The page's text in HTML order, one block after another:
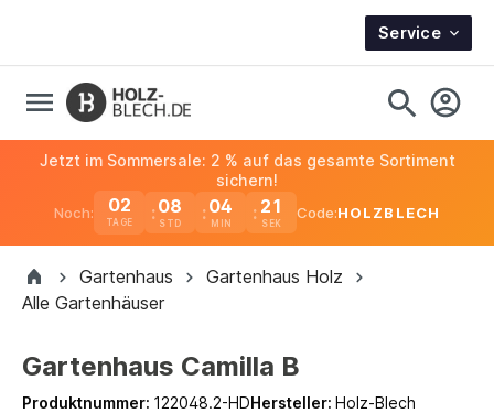
Service
Noch: 02
TAGE
08 04 20
Jetzt im Sommersale: 2 % auf das gesamte Sortiment
sichern!
Code:HOLZBLECH
Gartenhaus
Gartenhaus Holz
Alle Gartenhäuser
Gartenhaus Camilla B
Produktnummer: 122048.2-HDHersteller: Holz-Blech